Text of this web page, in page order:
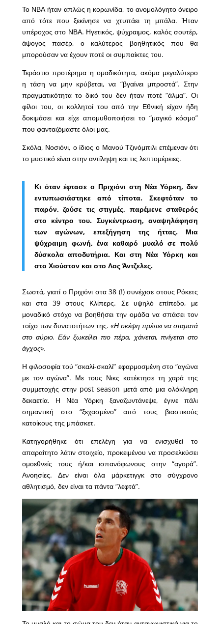
Το ΝΒΑ ήταν απλώς η κορωνίδα, το ανομολόγητο όνειρο
από τότε που ξεκίνησε να χτυπάει τη μπάλα. Ήταν
υπέροχος στο ΝΒΑ. Ηγετικός, ψύχραιμος, καλός σουτέρ,
άψογος πασέρ, ο καλύτερος βοηθητικός που θα
μπορούσαν να έχουν ποτέ οι συμπαίκτες του.
Τεράστιο προτέρημα η ομαδικότητα, ακόμα μεγαλύτερο
η τάση να μην κρύβεται, να “βγαίνει μπροστά”. Στην
πραγματικότητα το δικό του δεν ήταν ποτέ “άλμα”. Οι
φίλοι του, οι κολλητοί του από την Εθνική είχαν ήδη
δοκιμάσει και είχε απομυθοποιήσει το “μαγικό κόσμο”
που φανταζόμαστε όλοι μας.
Σκόλα, Νοσιόνι, ο ίδιος ο Μανού Τζινόμπιλι επέμεναν ότι
το μυστικό είναι στην αντίληψη και τις λεπτομέρειες.
Κι όταν έφτασε ο Πριχιόνι στη Νέα Υόρκη, δεν
εντυπωσιάστηκε από τίποτα. Σκεφτόταν το
παρόν, ζούσε τις στιγμές, παρέμενε σταθερός
στο κέντρο του. Συγκέντρωση, αναψηλάφηση
των αγώνων, επεξήγηση της ήττας. Μια
ψύχραιμη φωνή, ένα καθαρό μυαλό σε πολύ
δύσκολα αποδυτήρια. Και στη Νέα Υόρκη και
στο Χιούστον και στο Λος Άντζελες.
Σωστά, γιατί ο Πριχιόνι στα 38 (!) συνέχισε στους Ρόκετς
και στα 39 στους Κλίπερς. Σε υψηλό επίπεδο, με
μοναδικό στόχο να βοηθήσει την ομάδα να σπάσει τον
τοίχο των δυνατοτήτων της. «Η σκέψη πρέπει να σταματά
στο αύριο. Εάν ξωκείλει πιο πέρα, χάνεται, πνίγεται στο
άγχος».
Η φιλοσοφία τού “σκαλί-σκαλί” εφαρμοσμένη στο “αγώνα
με τον αγώνα”. Με τους Νικς κατέκτησε τη χαρά της
συμμετοχής στην post season μετά από μια ολόκληρη
δεκαετία. Η Νέα Υόρκη ξαναζωντάνεψε, έγινε πάλι
σημαντική στο “ξεχασμένο” από τους βιαστικούς
κατοίκους της μπάσκετ.
Κατηγορήθηκε ότι επελέγη για να ενισχυθεί το
απαραίτητο λάτιν στοιχείο, προκειμένου να προσελκύσει
ομοεθνείς τους ή/και ισπανόφωνους στην “αγορά”.
Ανοησίες. Δεν είναι όλα μάρκετιγγκ στο σύγχρονο
αθλητισμό, δεν είναι τα πάντα “λεφτά”.